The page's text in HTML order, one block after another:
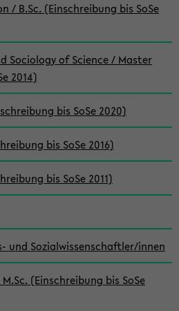
/ B.Sc. (Einschreibung bis SoSe
Sociology of Science / Master
2014)
bis SoSe 2020)
bis SoSe 2016)
bis SoSe 2011)
und Sozialwissenschaftler/innen
(Einschreibung bis SoSe